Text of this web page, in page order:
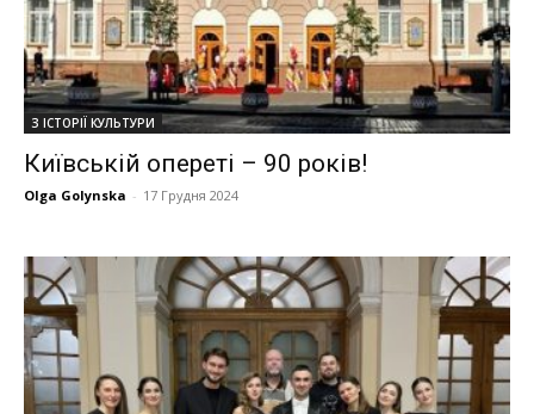
З ІСТОРІЇ КУЛЬТУРИ
Київській опереті – 90 років!
Olga Golynska - 17 Грудня 2024